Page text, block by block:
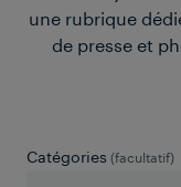
une rubrique
de presse et
Catégories (facultatif)